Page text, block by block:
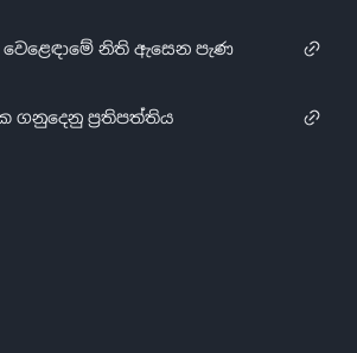
වෙළෙඳාමේ නිති ඇසෙන පැණ
ගනුදෙනු ප්‍රතිපත්තිය